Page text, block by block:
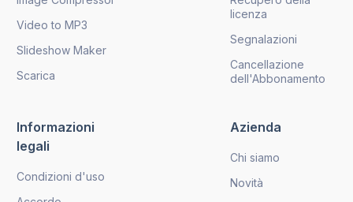
Video to MP3
Slideshow Maker
Scarica
licenza
Segnalazioni
Cancellazione
dell'Abbonamento
Informazioni
legali
Condizioni d'uso
Azienda
Chi siamo
Novità